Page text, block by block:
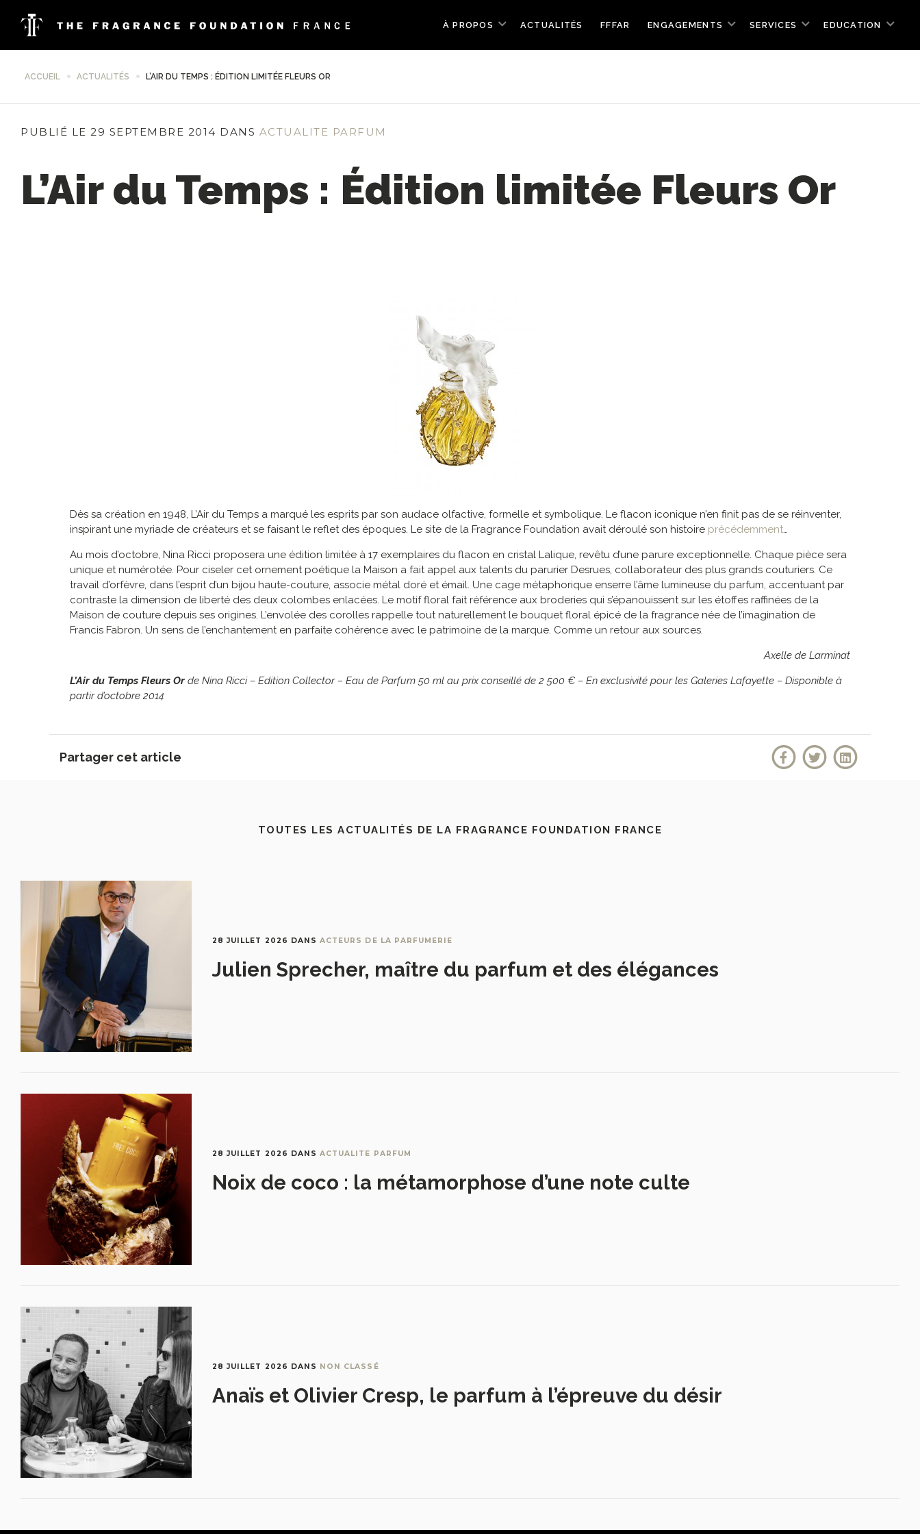
À PROPOS ACTUALITÉS FFFAR ENGAGEMENTS SERVICES EDUCATION
ACCUEIL ACTUALITÉS L’AIR DU TEMPS : ÉDITION LIMITÉE FLEURS OR
PUBLIÉ LE 29 SEPTEMBRE 2014 DANS ACTUALITE PARFUM
L’Air du Temps : Édition limitée Fleurs Or
Dès sa création en 1948, L’Air du Temps a marqué les esprits par son audace olfactive, formelle et symbolique. Le flacon iconique n’en finit pas de se réinventer,
inspirant une myriade de créateurs et se faisant le reflet des époques. Le site de la Fragrance Foundation avait déroulé son histoire précédemment…
Au mois d’octobre, Nina Ricci proposera une édition limitée à 17 exemplaires du flacon en cristal Lalique, revêtu d’une parure exceptionnelle. Chaque pièce sera
unique et numérotée. Pour ciseler cet ornement poétique la Maison a fait appel aux talents du parurier Desrues, collaborateur des plus grands couturiers. Ce
travail d’orfèvre, dans l’esprit d’un bijou haute-couture, associe métal doré et émail. Une cage métaphorique enserre l’âme lumineuse du parfum, accentuant par
contraste la dimension de liberté des deux colombes enlacées. Le motif floral fait référence aux broderies qui s’épanouissent sur les étoffes raffinées de la
Maison de couture depuis ses origines. L’envolée des corolles rappelle tout naturellement le bouquet floral épicé de la fragrance née de l’imagination de
Francis Fabron. Un sens de l’enchantement en parfaite cohérence avec le patrimoine de la marque. Comme un retour aux sources.
Axelle de Larminat
L’Air du Temps Fleurs Or de Nina Ricci – Edition Collector – Eau de Parfum 50 ml au prix conseillé de 2 500 € – En exclusivité pour les Galeries Lafayette – Disponible à
partir d’octobre 2014
Partager cet article
TOUTES LES ACTUALITÉS DE LA FRAGRANCE FOUNDATION FRANCE
28 JUILLET 2026 DANSACTEURS DE LA PARFUMERIE
Julien Sprecher, maître du parfum et des élégances
28 JUILLET 2026 DANSACTUALITE PARFUM
Noix de coco : la métamorphose d’une note culte
28 JUILLET 2026 DANS NON CLASSÉ
Anaïs et Olivier Cresp, le parfum à l’épreuve du désir